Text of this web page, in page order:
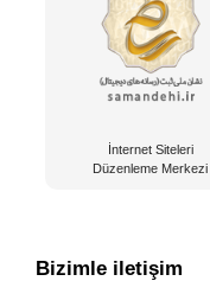
İnternet Siteleri
Düzenleme Merkezi
Bizimle iletişim